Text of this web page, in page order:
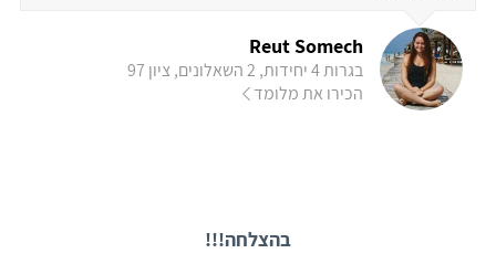
Reut Somech
בגרות 4 יחידות, 2 השאלונים, ציון 97
הכירו את מלומד
בהצלחה!!!